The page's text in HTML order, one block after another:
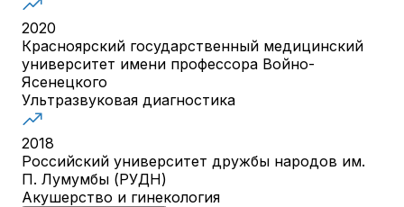
2020
Красноярский государственный медицинский
университет имени профессора Войно-
Ясенецкого
Ультразвуковая диагностика
2018
Российский университет дружбы народов им.
П. Лумумбы (РУДН)
Акушерство и гинекология